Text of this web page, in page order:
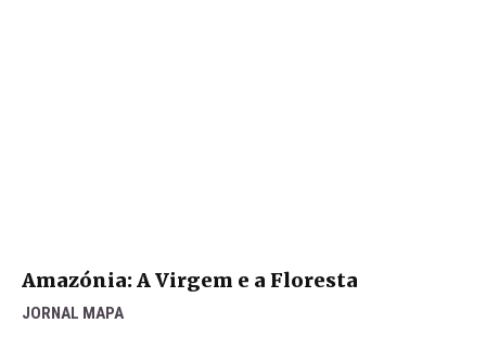
Amazónia: A Virgem e a Floresta
JORNAL MAPA